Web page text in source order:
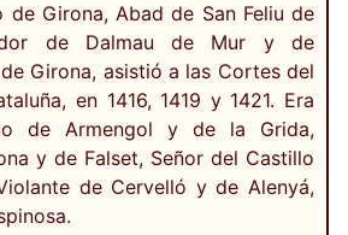
de Girona, Abad de San Feliu de
de Dalmau de Mur y de
Girona, asistió a las Cortes del
en 1416, 1419 y 1421. Era
de Armengol y de la Grida,
y de Falset, Señor del Castillo
de Cervelló y de Alenyá,